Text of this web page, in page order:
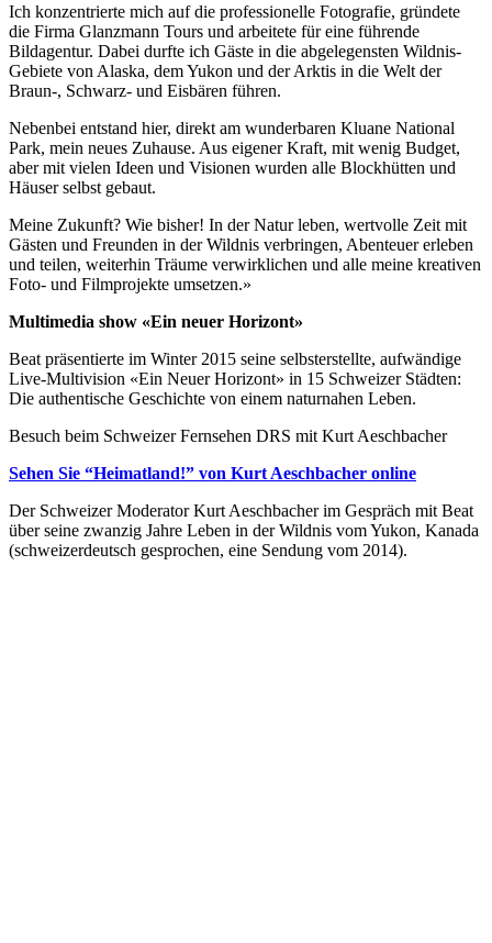
Ich konzentrierte mich auf die professionelle Fotografie, gründete
die Firma Glanzmann Tours und arbeitete für eine führende
Bildagentur. Dabei durfte ich Gäste in die abgelegensten Wildnis-
Gebiete von Alaska, dem Yukon und der Arktis in die Welt der
Braun-, Schwarz- und Eisbären führen.
Nebenbei entstand hier, direkt am wunderbaren Kluane National
Park, mein neues Zuhause. Aus eigener Kraft, mit wenig Budget,
aber mit vielen Ideen und Visionen wurden alle Blockhütten und
Häuser selbst gebaut.
Meine Zukunft? Wie bisher! In der Natur leben, wertvolle Zeit mit
Gästen und Freunden in der Wildnis verbringen, Abenteuer erleben
und teilen, weiterhin Träume verwirklichen und alle meine kreativen
Foto- und Filmprojekte umsetzen.»
Multimedia show «Ein neuer Horizont»
Beat präsentierte im Winter 2015 seine selbsterstellte, aufwändige
Live-Multivision «Ein Neuer Horizont» in 15 Schweizer Städten:
Die authentische Geschichte von einem naturnahen Leben.
Besuch beim Schweizer Fernsehen DRS mit Kurt Aeschbacher
Sehen Sie “Heimatland!” von Kurt Aeschbacher online
Der Schweizer Moderator Kurt Aeschbacher im Gespräch mit Beat
über seine zwanzig Jahre Leben in der Wildnis vom Yukon, Kanada
(schweizerdeutsch gesprochen, eine Sendung vom 2014).